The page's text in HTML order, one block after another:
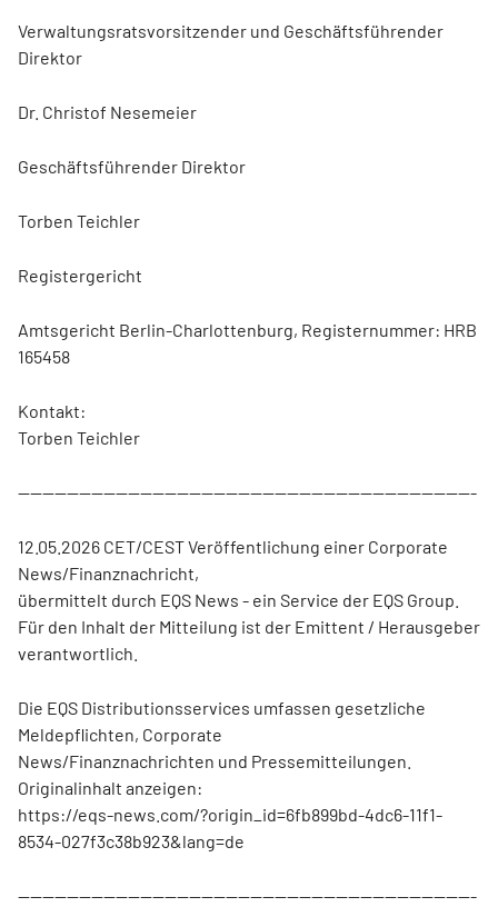
Verwaltungsratsvorsitzender und Geschäftsführender
Direktor
Dr. Christof Nesemeier
Geschäftsführender Direktor
Torben Teichler
Registergericht
Amtsgericht Berlin-Charlottenburg, Registernummer: HRB
165458
Kontakt:
Torben Teichler
---------------------------------------------------------------------------
12.05.2026 CET/CEST Veröffentlichung einer Corporate
News/Finanznachricht,
übermittelt durch EQS News - ein Service der EQS Group.
Für den Inhalt der Mitteilung ist der Emittent / Herausgeber
verantwortlich.
Die EQS Distributionsservices umfassen gesetzliche
Meldepflichten, Corporate
News/Finanznachrichten und Pressemitteilungen.
Originalinhalt anzeigen:
https://eqs-news.com/?origin_id=6fb899bd-4dc6-11f1-
8534-027f3c38b923&lang=de
---------------------------------------------------------------------------